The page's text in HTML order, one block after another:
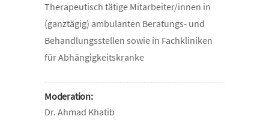
Therapeutisch tätige Mitarbeiter/innen in
(ganztägig) ambulanten Beratungs- und
Behandlungsstellen sowie in Fachkliniken
für Abhängigkeitskranke
Moderation:
Dr. Ahmad Khatib